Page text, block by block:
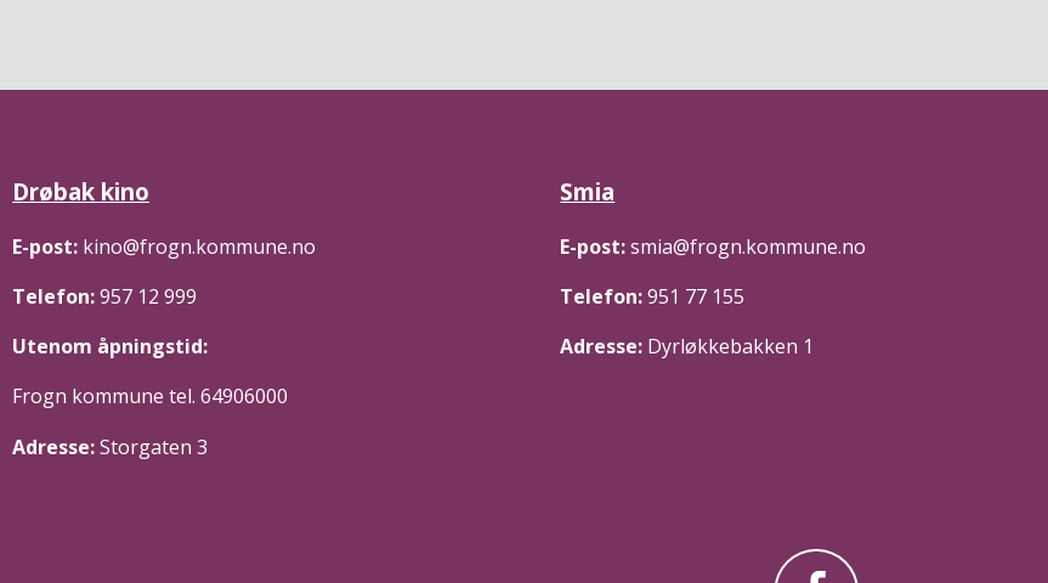
Drøbak kino
E-post: kino@frogn.kommune.no
Telefon:957 12 999
Utenom åpningstid:
Frogn kommune tel. 64906000
Adresse:Storgaten 3
Smia
E-post:smia@frogn.kommune.no
Telefon:951 77 155
Adresse: Dyrløkkebakken 1